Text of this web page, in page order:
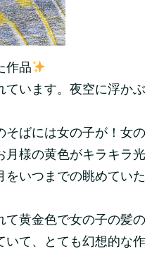
作品
ています。夜空に浮かぶ
ばには女の子が！女の
様の黄色がキラキラ光
をいつまでの眺めていた
て黄金色で女の子の髪の
て、とても幻想的な作